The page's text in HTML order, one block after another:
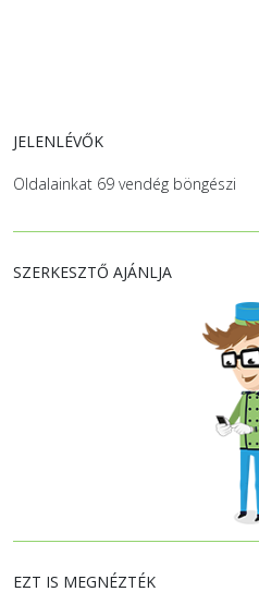
JELENLÉVŐK
Oldalainkat 69 vendég böngészi
SZERKESZTŐ AJÁNLJA
EZT IS MEGNÉZTÉK